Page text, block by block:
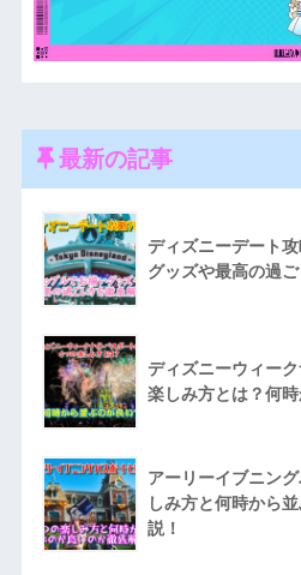
最新の記事
ディズニーデート
グッズや最高の過
ディズニーウィー
楽しみ方とは？何
アーリーイブニン
しみ方と何時から
説！